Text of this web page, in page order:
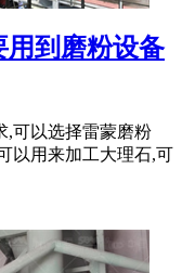
用到磨粉设备
,可以选择雷蒙磨粉
以用来加工大理石,可